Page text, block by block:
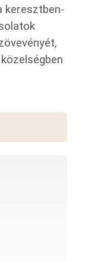
keresztben-